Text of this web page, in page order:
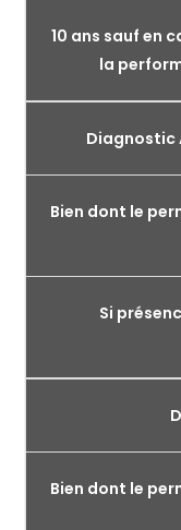
10 ans sauf en
la
Diagnostic
Bien dont le
Si
Bien dont le